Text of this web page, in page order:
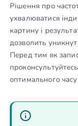
Рішення про
ухвалюватися
картину і
дозволить
Перед тим як
оптимального